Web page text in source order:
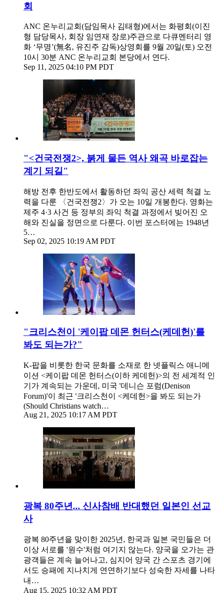
회
ANC 온누리교회(담임목사 김태형)에서는 화평회(이진
형 담당목사, 회장 임연재 장로)주관으로 다큐멘터리 영
화 ‘무명’(無名, 유진주 감독)상영회를 9월 20일(토) 오전
10시 30분 ANC 온누리교회 본당에서 연다.
Sep 11, 2025 04:10 PM PDT
"<건국전쟁2>, 붉게 물든 역사 왜곡 바로잡는
계기 되길"
해방 전후 한반도에서 활동하던 좌익 공산 세력 척결 노
력을 다룬 〈건국전쟁2〉가 오는 10일 개봉한다. 영화는
제주 4·3 사건 등 정부의 좌익 척결 과정에서 빚어진 오
해와 진실을 정면으로 다룬다. 이번 포스터에는 1948년
5…
Sep 02, 2025 10:19 AM PDT
"크리스천이 '케이팝 데몬 헌터스(케데헌)'를
봐도 되는가?"
K-팝을 비롯한 한국 문화를 소재로 한 넷플릭스 애니메
이션 <케이팝 데몬 헌터스(이하 케데헌)>의 전 세계적 인
기가 계속되는 가운데, 미국 '데니슨 포럼(Denison
Forum)'이 최근 '크리스천이 <케데헌>을 봐도 되는가
(Should Christians watch…
Aug 21, 2025 10:17 AM PDT
광복 80주년... 신사참배 반대했던 일본인 선교
사
광복 80주년을 맞이한 2025년, 한국과 일본 국민들은 더
이상 서로를 '원수'처럼 여기지 않는다. 양국을 오가는 관
광객들은 계속 늘어나고, 심지어 양국 간 스포츠 경기에
서도 승패에 지나치게 연연하기보다 성숙한 자세를 나타
내…
Aug 15, 2025 10:32 AM PDT